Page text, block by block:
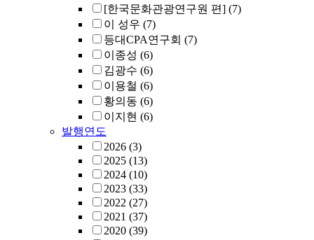
[한국문화관광연구원 편] (7)
이 성우 (7)
등대CPA연구회 (7)
이종성 (6)
김광수 (6)
이용철 (6)
황의동 (6)
이지현 (6)
발행연도
2026 (3)
2025 (13)
2024 (10)
2023 (33)
2022 (27)
2021 (37)
2020 (39)